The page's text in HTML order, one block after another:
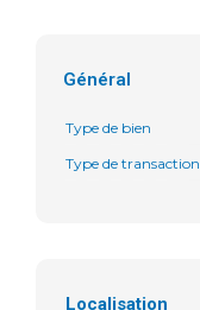
Général
Type de bien
Type de transaction
Localisation